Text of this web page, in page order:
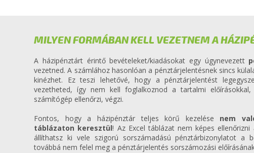
MILYEN FORMÁBAN KELL VEZETNEM A
A házipénztárt érintő bevételeket/kiadásokat egy úgynevezett
vezetned. A számlához hasonlóan a pénztárjelentésnek sincs
kinézhet. Ez teszi lehetővé, hogy a pénztárjelentést
vezetheted, így nem kell foglalkoznod a tartalmi
számítógép ellenőrzi, végzi.
Fontos, hogy a házipénztár teljes körű kezelése nem
táblázaton keresztül! Az Excel táblázat nem képes
állíthatsz ki vele szigorú sorszámadású pénztárbizonylatot a
továbbá nem felel meg a pénztárjelentés sorszámozási